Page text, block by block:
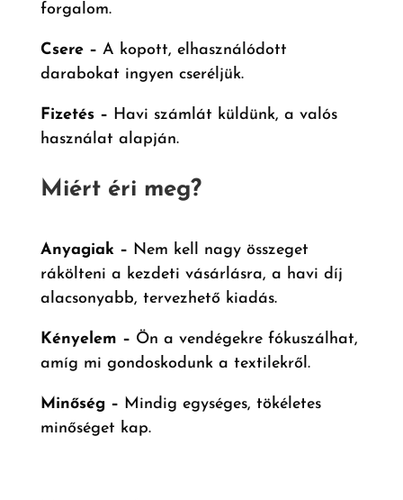
forgalom.
Csere – A kopott, elhasználódott
darabokat ingyen cseréljük.
Fizetés – Havi számlát küldünk, a valós
használat alapján.
Miért éri meg?
Anyagiak – Nem kell nagy összeget
rákölteni a kezdeti vásárlásra, a havi díj
alacsonyabb, tervezhető kiadás.
Kényelem – Ön a vendégekre fókuszálhat,
amíg mi gondoskodunk a textilekről.
Minőség – Mindig egységes, tökéletes
minőséget kap.